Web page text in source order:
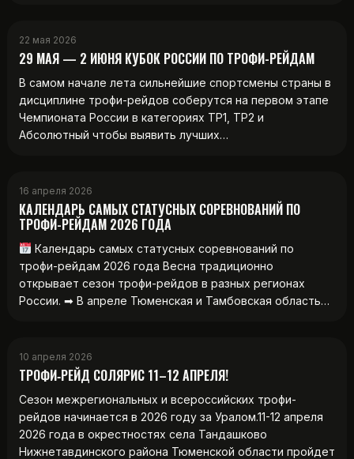
22 мая 2026
29 МАЯ — 2 ИЮНЯ КУБОК РОССИИ ПО ТРОФИ-РЕЙДАМ
В самом начале лета сильнейшие спортсмены страны в
дисциплине трофи-рейдов соберутся на первом этапе
Чемпионата России в категориях ТР1, ТР2 и
Абсолютный чтобы выявить лучших…
16 апреля 2026
КАЛЕНДАРЬ САМЫХ СТАТУСНЫХ СОРЕВНОВАНИЙ ПО
ТРОФИ-РЕЙДАМ 2026 ГОДА
Календарь самых статусных соревнований по
трофи-рейдам 2026 года Весна традиционно
открывает сезон трофи-рейдов в разных регионах
России. ➡ В апреле Тюменская и Тамбовская область…
10 апреля 2026
ТРОФИ‑РЕЙД СОЛЯРИС 11–12 АПРЕЛЯ!
Сезон межрегиональных и всероссийских трофи-
рейдов начинается в 2026 году за Уралом.11-12 апреля
2026 года в окрестностях села Тандашково
Нижнетавдинского района Тюменской области пройдет